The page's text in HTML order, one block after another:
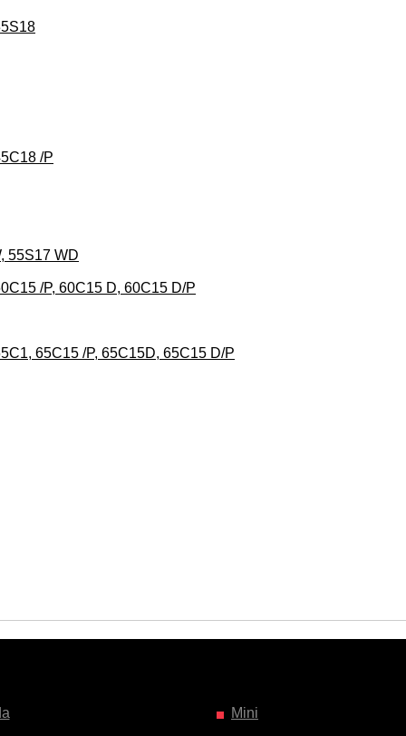
/P
55S17 WD
/P, 60C15 D, 60C15 D/P
65C15 /P, 65C15D, 65C15 D/P
Mini